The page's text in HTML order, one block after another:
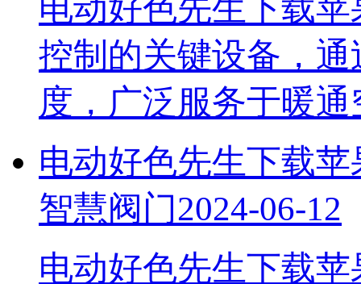
电动好色先生下载
控制的关键设备，
度，广泛服务于暖
电动好色先生下载苹
智慧阀门2024-06-12
电动好色先生下载